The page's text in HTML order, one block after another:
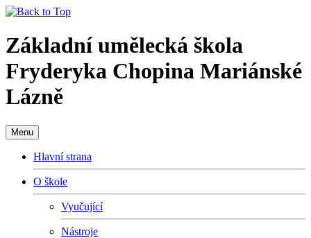
Základní umělecká škola
Fryderyka Chopina Mariánské
Lázně
Menu
Hlavní strana
O škole
Vyučující
Nástroje